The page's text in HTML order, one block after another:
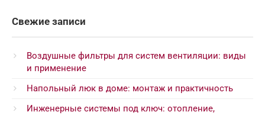
Свежие записи
Воздушные фильтры для систем вентиляции: виды
и применение
Напольный люк в доме: монтаж и практичность
Инженерные системы под ключ: отопление,